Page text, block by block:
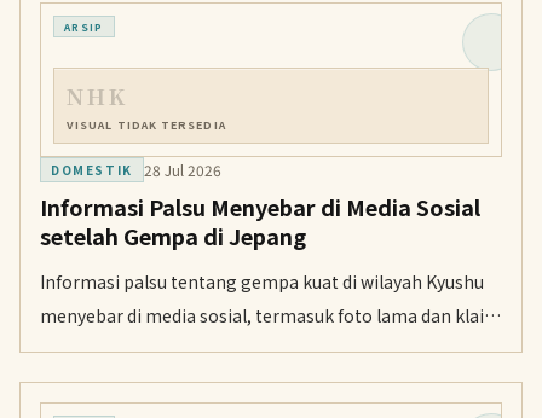
ARSIP
NHK
VISUAL TIDAK TERSEDIA
DOMESTIK 28 Jul 2026
Informasi Palsu Menyebar di Media Sosial
setelah Gempa di Jepang
Informasi palsu tentang gempa kuat di wilayah Kyushu
menyebar di media sosial, termasuk foto lama dan klaim
tanpa dasar. Masyarakat diimbau memverifikasi
informasi dari lembaga publik.